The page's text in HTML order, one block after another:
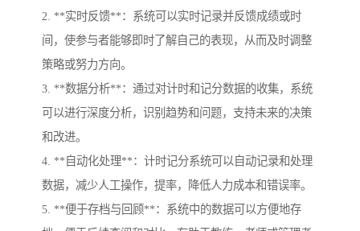
2. **实时反馈**：系统可以实时记录并反馈成绩或时
间，使参与者能够即时了解自己的表现，从而及时调整
策略或努力方向。
3. **数据分析**：通过对计时和记分数据的收集，系统
可以进行深度分析，识别趋势和问题，支持未来的决策
和改进。
4. **自动化处理**：计时记分系统可以自动记录和处理
数据，减少人工操作，提率，降低人力成本和错误率。
5. **便于存档与回顾**：系统中的数据可以方便地存